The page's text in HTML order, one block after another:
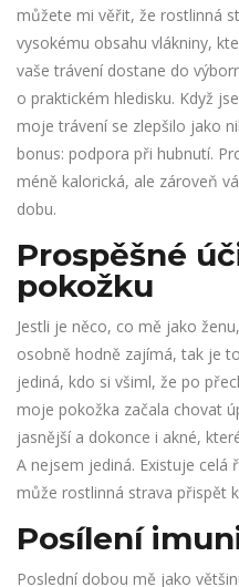
můžete mi věřit, že rostlinná
vysokému obsahu vlákniny,
vaše trávení dostane do
o praktickém hledisku. Když
moje trávení se zlepšilo jako
bonus: podpora při hubnutí.
méně kalorická, ale zároveň
dobu.
Prospěšné
pokožku
Jestli je něco, co mě jako
osobně hodně zajímá, tak je
jediná, kdo si všiml, že po
moje pokožka začala chovat
jasnější a dokonce i akné,
A nejsem jediná. Existuje celá
může rostlinná strava přispět
Posílení
Poslední dobou mě jako